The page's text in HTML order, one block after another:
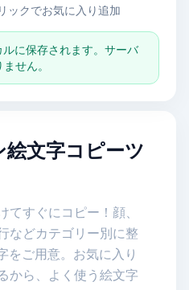
ックでお気に入り追加
に保存されます。サーバ
せん。
文字コピーツ
すぐにコピー！顔、
などカテゴリー別に整
ご用意。お気に入り
から、よく使う絵文字